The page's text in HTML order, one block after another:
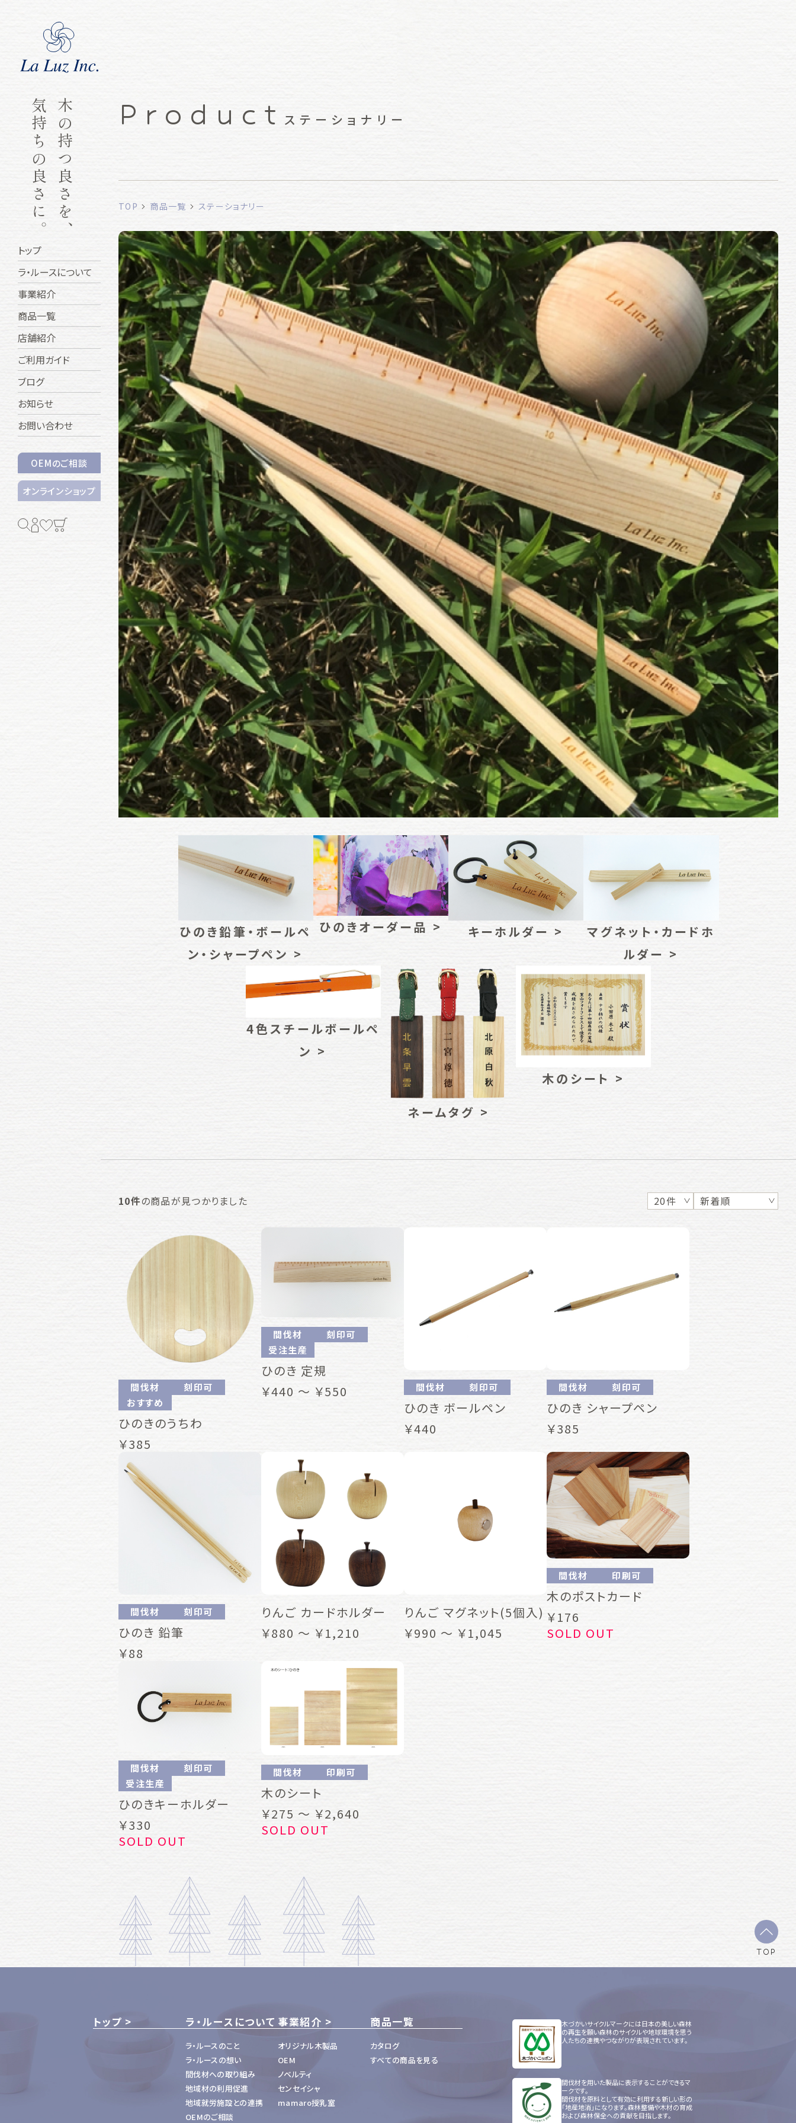
木の持つ良さを、
気持ちの良さに。
トップ
ラ・ルースについて
事業紹介
商品一覧
店舗紹介
ご利用ガイド
ブログ
お知らせ
お問い合わせ
OEMのご相談
オンラインショップ
Product ステーショナリー
TOP 商品一覧 ステーショナリー
ひのき鉛筆・ボールペ
ン・シャープペン >
ひのきオーダー品 > キーホルダー >
マグネット・カードホ
ルダー >
4色スチールボールペ
ン >
ネームタグ >
木のシート >
10件の商品が見つかりました
間伐材
刻印可
おすすめ
ひのきのうちわ
￥385
間伐材
刻印可
受注生産
ひのき 定規
￥440 ～ ￥550
間伐材 刻印可
ひのき ボールペン
￥440
間伐材 刻印可
ひのき シャープペン
￥385
間伐材 刻印可
ひのき 鉛筆
￥88
りんご カードホルダー
￥880 ～ ￥1,210
りんご マグネット(5個入)
￥990 ～ ￥1,045
間伐材 印刷可
木のポストカード
￥176
SOLD OUT
間伐材
刻印可
受注生産
ひのきキーホルダー
￥330
SOLD OUT
間伐材 印刷可
木のシート
￥275 ～ ￥2,640
SOLD OUT
TOP
トップ ラ・ルースについて
ラ・ルースのこと
ラ・ルースの想い
間伐材への取り組み
地域材の利用促進
地域就労施設との連携
OEMのご相談
事業紹介
オリジナル木製品
OEM
ノベルティ
センセイシャ
mamaro授乳室
商品一覧
カタログ
すべての商品を見る
木づかいサイクルマークには日本の美しい森林
の再生を願い森林のサイクルや地球環境を思う
人たちの連携やつながりが表現されています。
間伐材を用いた製品に表示することができるマ
ークです。
間伐材を原料として有効に利用する新しい形の
「地産地消」になります。森林整備や木材の育成
および森林保全への貢献を目指します。